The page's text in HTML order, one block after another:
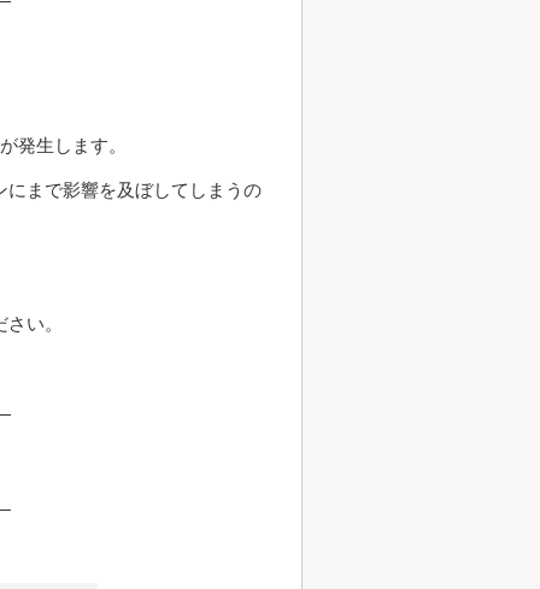
発生します。
まで影響を及ぼしてしまうの
さい。